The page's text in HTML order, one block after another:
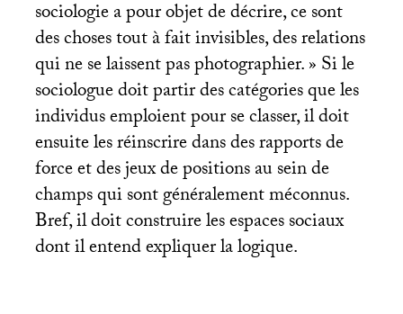
sociologie a pour objet de décrire, ce sont
des choses tout à fait invisibles, des relations
qui ne se laissent pas photographier.» Si le
sociologue doit partir des catégories que les
individus emploient pour se classer, il doit
ensuite les réinscrire dans des rapports de
force et des jeux de positions au sein de
champs qui sont généralement méconnus.
Bref, il doit construire les espaces sociaux
dont il entend expliquer la logique.